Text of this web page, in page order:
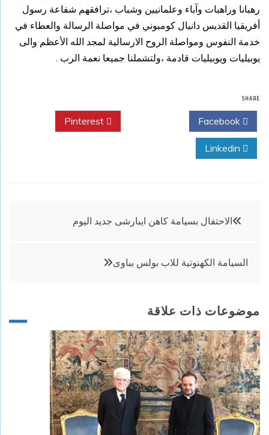
رهبانا وراهبات وآباء وعلمانيين وشباب ،ترافقهم شفاعة رسول
أفريقيا القديس دانيال كومبوني في مواصلة الرسالة والعطاء في
خدمة النفوس ومواصلة الروح الارسالية لمجد الله الأعظم والى
يوبيليات ويوبيليات قادمة ،ولتشملنا جميعا نعمة الرب .
SHARE
تصفّح
الاحتفال بسيامة كاهن ايبارشى جديد اليوم
السيامة الكهنوتية للاب بولس بباوى
موضوعات ذات علاقة